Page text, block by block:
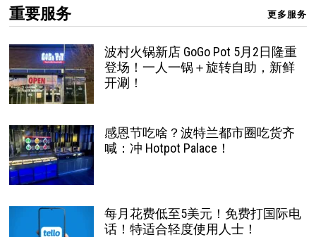
重要服务 更多服务
波村火锅新店 GoGo Pot 5月2日隆重
登场！一人一锅＋旋转自助，新鲜
开涮！
感恩节吃啥？波特兰都市圈吃货齐
喊：冲 Hotpot Palace！
每月花费低至5美元！免费打国际电
话！特适合轻度使用人士！